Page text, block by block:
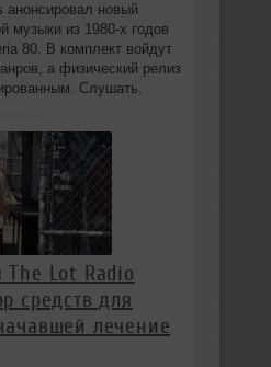
анонсировал новый
музыки из 1980-х годов
80. В комплект войдут
а физический релиз
Слушать.
The Lot Radio
средств для
лечение